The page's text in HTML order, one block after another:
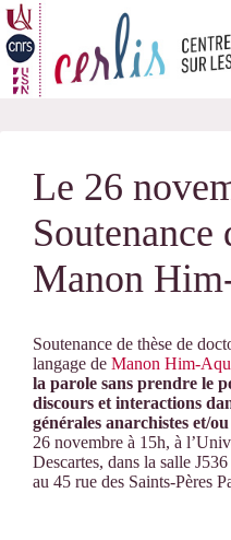
Passer
au
contenu
Le 26
Soutenance
Manon
Soutenance de thèse de
langage de Manon Him-
la parole sans prendre le
discours et interactions
générales anarchistes et/
26 novembre à 15h, à
Descartes, dans la salle
au 45 rue des Saints-Pères